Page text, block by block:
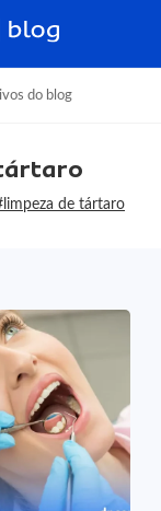
do blog
de tártaro